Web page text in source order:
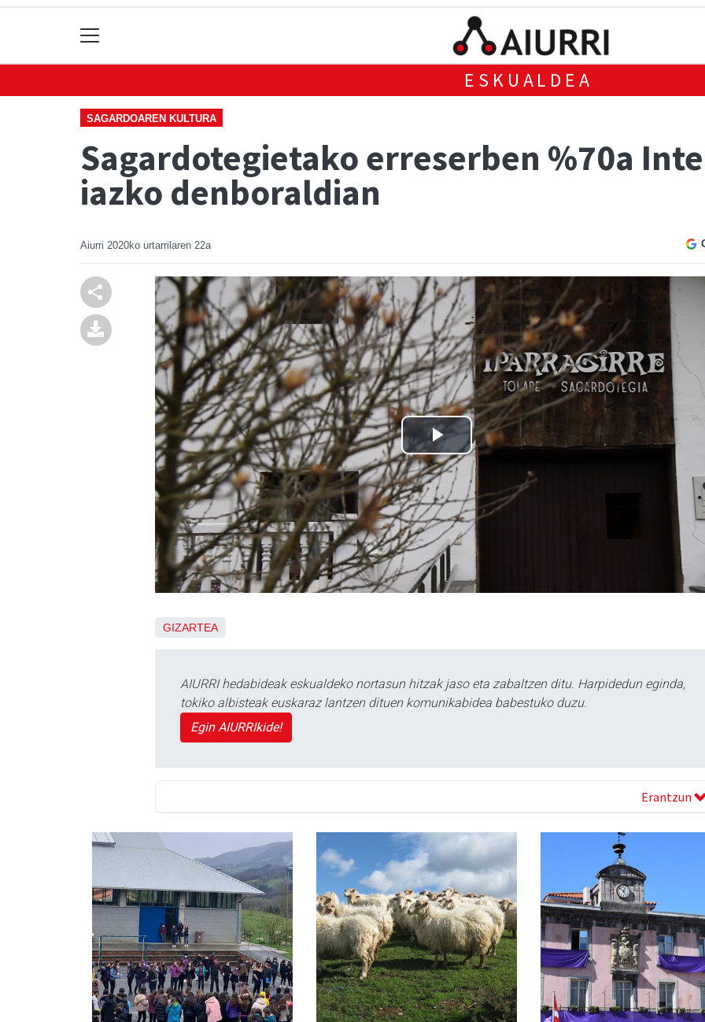
ESKUALDEA
SAGARDOAREN KULTURA
Sagardotegietako erreserben %70a
iazko denboraldian
Aiurri 2020ko urtarrilaren 22a
GIZARTEA
AIURRI hedabideak eskualdeko nortasun hitzak jaso eta zabaltzen ditu. Harpidedun eginda,
tokiko albisteak euskaraz lantzen dituen komunikabidea babestuko duzu.
Egin AIURRIkide!
Erantzun